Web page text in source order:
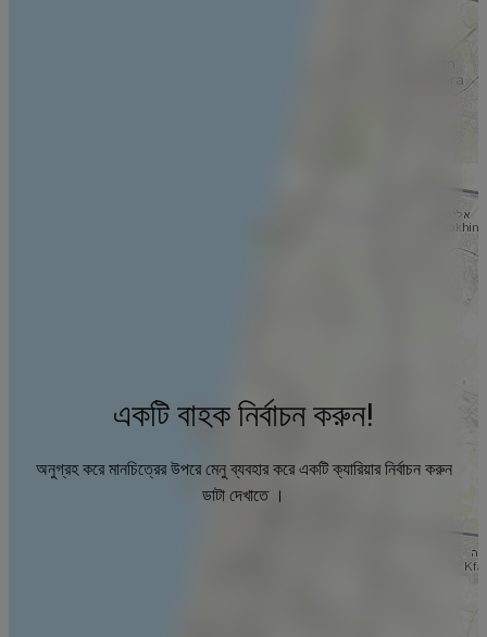
একটি বাহক নির্বাচন করুন!
অনুগ্রহ করে মানচিত্রের উপরে মেনু ব্যবহার করে একটি ক্যারিয়ার নির্বাচন করুন
ডাটা দেখাতে ।